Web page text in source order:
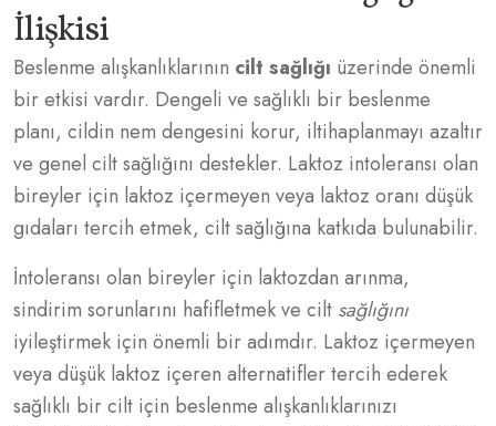
İlişkisi
Beslenme alışkanlıklarının cilt sağlığı üzerinde önemli
bir etkisi vardır. Dengeli ve sağlıklı bir beslenme
planı, cildin nem dengesini korur, iltihaplanmayı azaltır
ve genel cilt sağlığını destekler. Laktoz intoleransı olan
bireyler için laktoz içermeyen veya laktoz oranı düşük
gıdaları tercih etmek, cilt sağlığına katkıda bulunabilir.
İntoleransı olan bireyler için laktozdan arınma,
sindirim sorunlarını hafifletmek ve cilt sağlığını
iyileştirmek için önemli bir adımdır. Laktoz içermeyen
veya düşük laktoz içeren alternatifler tercih ederek
sağlıklı bir cilt için beslenme alışkanlıklarınızı